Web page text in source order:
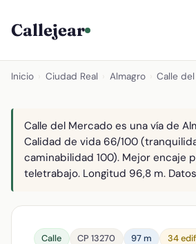
Callejear
Inicio Ciudad Real Almagro Calle
Calle del Mercado es una vía de
Calidad de vida 66/100
caminabilidad 100). Mejor encaje
teletrabajo. Longitud 96,8 m.
Calle CP 13270 97 m
34